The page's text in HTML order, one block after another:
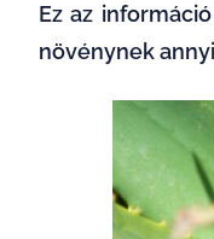
Ez az
növénynek